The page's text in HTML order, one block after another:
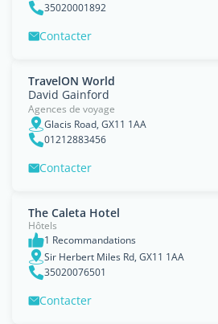
35020001892
Contacter
TravelON World
David Gainford
Agences de voyage
Glacis Road, GX11 1AA
01212883456
Contacter
The Caleta Hotel
Hôtels
1 Recommandations
Sir Herbert Miles Rd, GX11 1AA
35020076501
Contacter